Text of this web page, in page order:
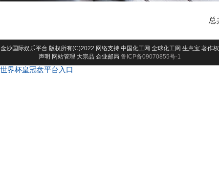
总
金沙国际娱乐平台 版权所有(C)2022 网络支持 中国化工网 全球化工网 生意宝 著作权
声明 网站管理 大宗品 企业邮局 鲁ICP备09070855号-1
世界杯皇冠盘平台入口